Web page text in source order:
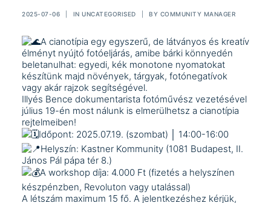
2025-07-06 IN UNCATEGORISED BY COMMUNITY MANAGER
A cianotípia egy egyszerű, de látványos és kreatív
élményt nyújtó fotóeljárás, amibe bárki könnyedén
beletanulhat: egyedi, kék monotone nyomatokat
készítünk majd növények, tárgyak, fotónegatívok
vagy akár rajzok segítségével.
Illyés Bence dokumentarista fotóművész vezetésével
július 19-én most nálunk is elmerülhetsz a cianotípia
rejtelmeiben!
Időpont: 2025.07.19. (szombat) │ 14:00-16:00
Helyszín: Kastner Kommunity (1081 Budapest, II.
János Pál pápa tér 8.)
A workshop díja: 4.000 Ft (fizetés a helyszínen
készpénzben, Revoluton vagy utalással)
A létszám maximum 15 fő. A jelentkezéshez kérjük,